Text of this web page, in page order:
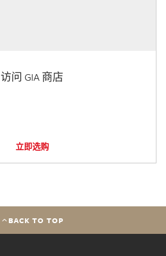
访问 GIA 商店
立即选购
BACK TO TOP